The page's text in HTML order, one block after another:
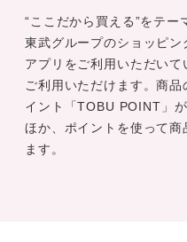
“ここだから買える”をテー
東武グループのショッピ
アプリをご利用いただい
ご利用いただけます。商
イント「TOBU POINT」
ほか、ポイントを使って商
ます。